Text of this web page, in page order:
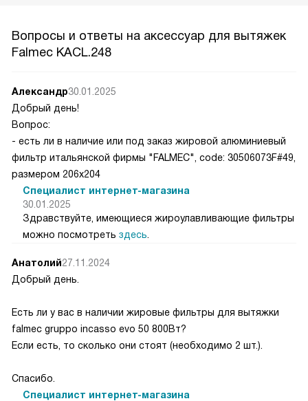
Вопросы и ответы на аксессуар для вытяжек
Falmec KACL.248
Александр30.01.2025
Добрый день!
Вопрос:
- есть ли в наличие или под заказ жировой алюминиевый
фильтр итальянской фирмы "FALMEC", code: 30506073F#49,
размером 206х204
Специалист интернет-магазина
30.01.2025
Здравствуйте, имеющиеся жироулавливающие фильтры
можно посмотреть здесь
Анатолий27.11.2024
Добрый день.
Есть ли у вас в наличии жировые фильтры для вытяжки
falmec gruppo incasso evo 50 800Вт?
Если есть, то сколько они стоят (необходимо 2 шт.).
Спасибо.
Специалист интернет-магазина